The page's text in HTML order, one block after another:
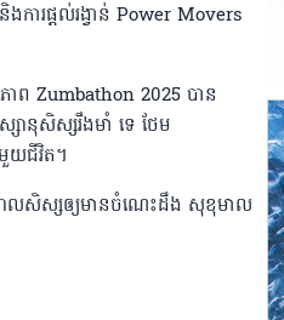
ការផ្តល់រង្វាន់ Power Movers
ាព Zumbathon 2025 បាន
ស្សានុសិស្សរឹងមាំ ទេ ថែម
យជីវិត។
ណ្តាលសិស្សឲ្យមានចំណេះដឹង សុខុមាល